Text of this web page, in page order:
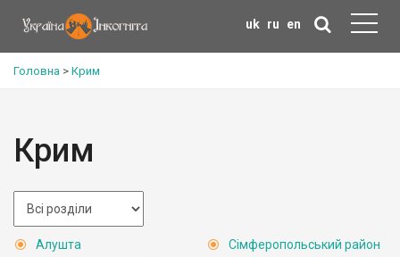
uk ru en
Головна > Крим
Крим
Алушта
Сімферопольський район